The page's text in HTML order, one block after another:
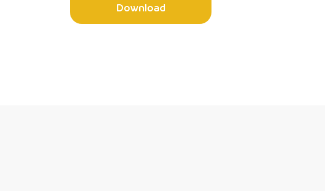
Download